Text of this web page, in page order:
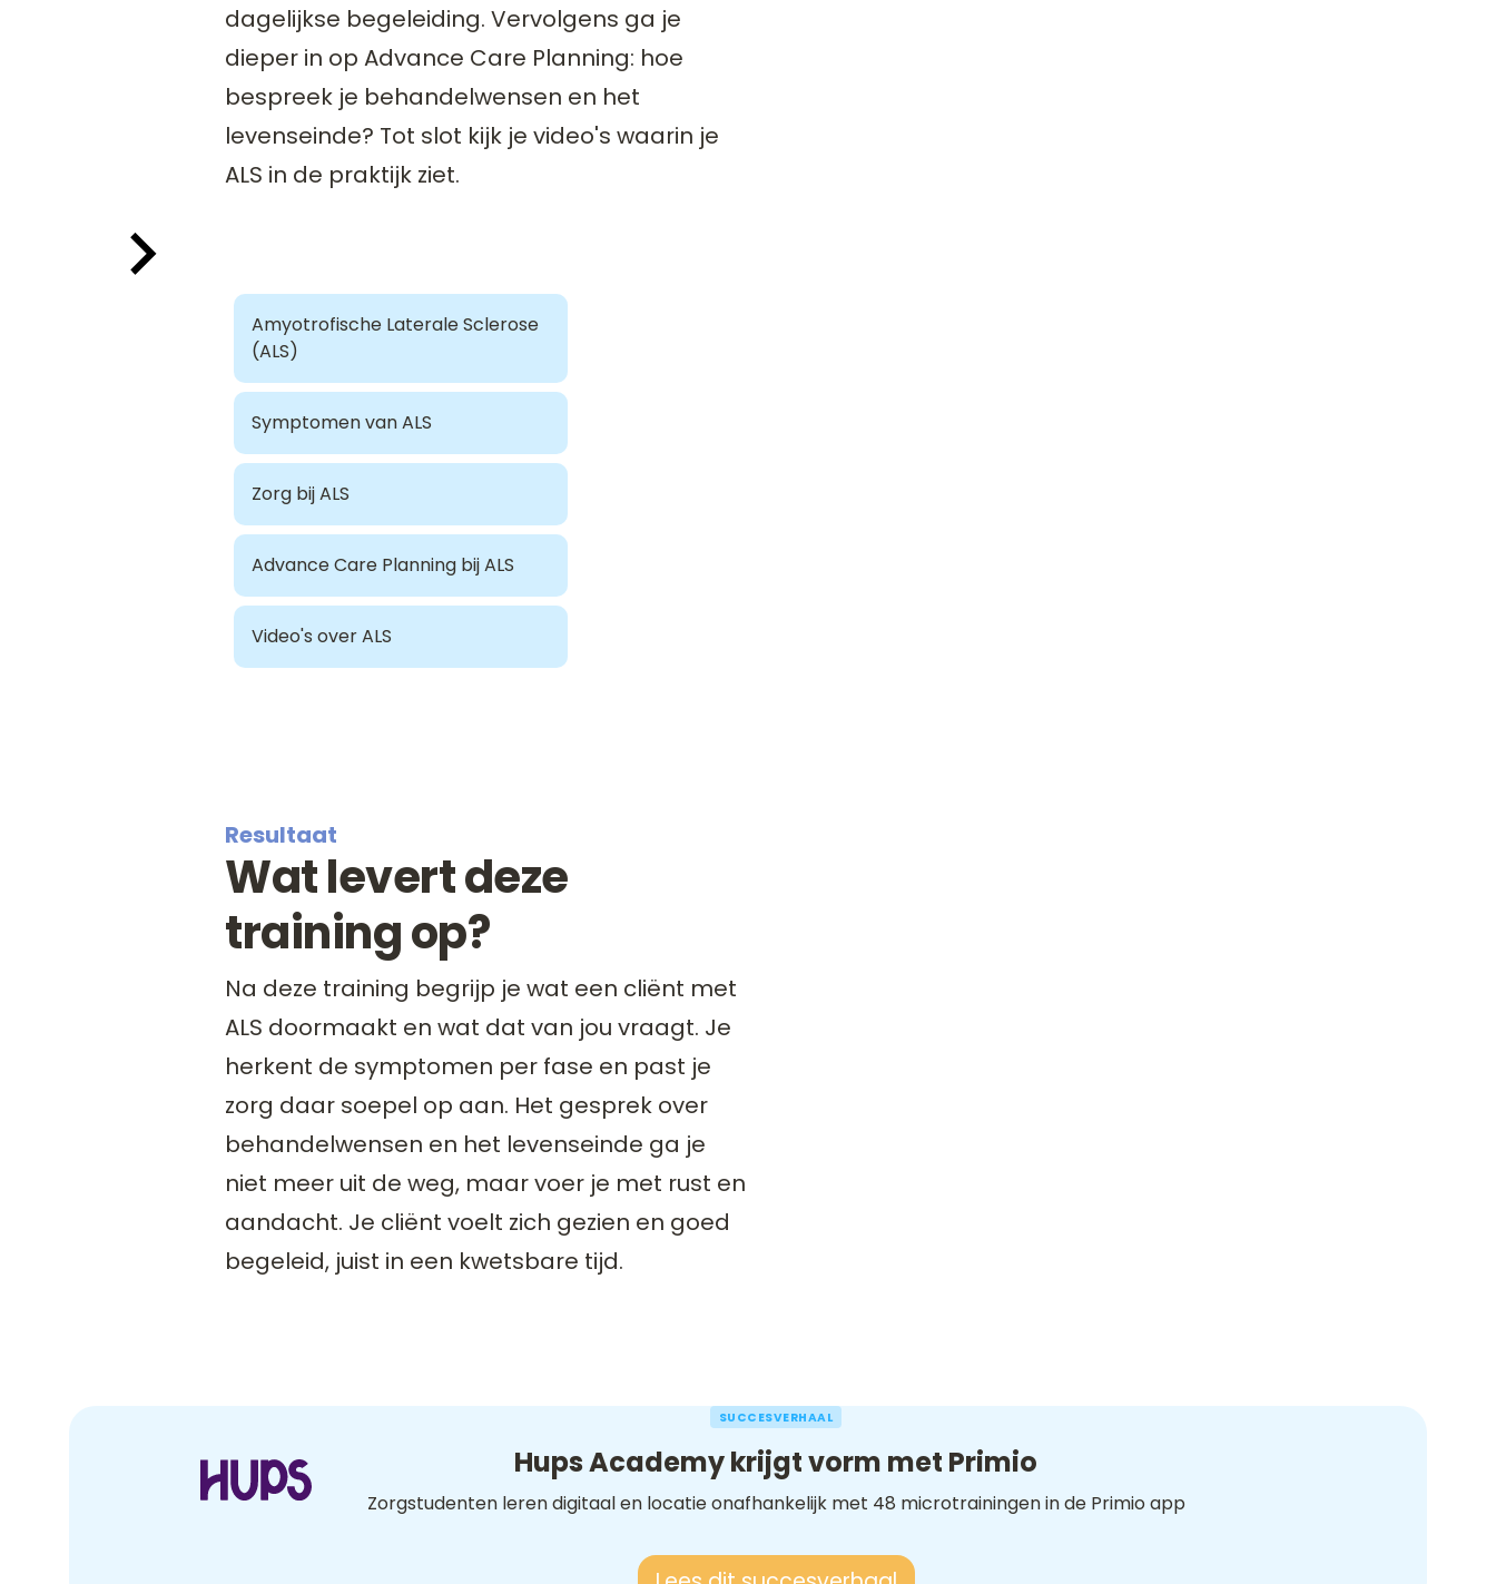
dagelijkse begeleiding. Vervolgens ga je
dieper in op Advance Care Planning: hoe
bespreek je behandelwensen en het
levenseinde? Tot slot kijk je video's waarin je
ALS in de praktijk ziet.
Amyotrofische Laterale Sclerose
(ALS)
Symptomen van ALS
Zorg bij ALS
Advance Care Planning bij ALS
Video's over ALS
Resultaat
Wat levert deze
training op?
Na deze training begrijp je wat een cliënt met
ALS doormaakt en wat dat van jou vraagt. Je
herkent de symptomen per fase en past je
zorg daar soepel op aan. Het gesprek over
behandelwensen en het levenseinde ga je
niet meer uit de weg, maar voer je met rust en
aandacht. Je cliënt voelt zich gezien en goed
begeleid, juist in een kwetsbare tijd.
SUCCESVERHAAL
Hups Academy krijgt vorm met Primio
Zorgstudenten leren digitaal en locatie onafhankelijk met 48 microtrainingen in de Primio app